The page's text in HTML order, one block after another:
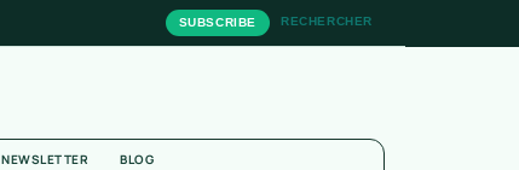
SUBSCRIBE RECHERCHER
NEWSLETTER BLOG